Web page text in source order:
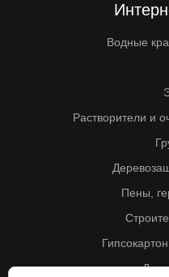
Водные
Растворители и
Пены,